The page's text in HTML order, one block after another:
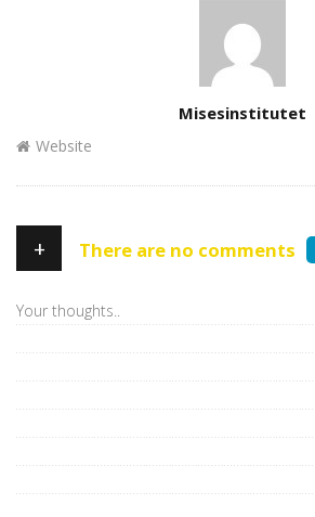
Misesinstitutet
Website
+ There are no comments